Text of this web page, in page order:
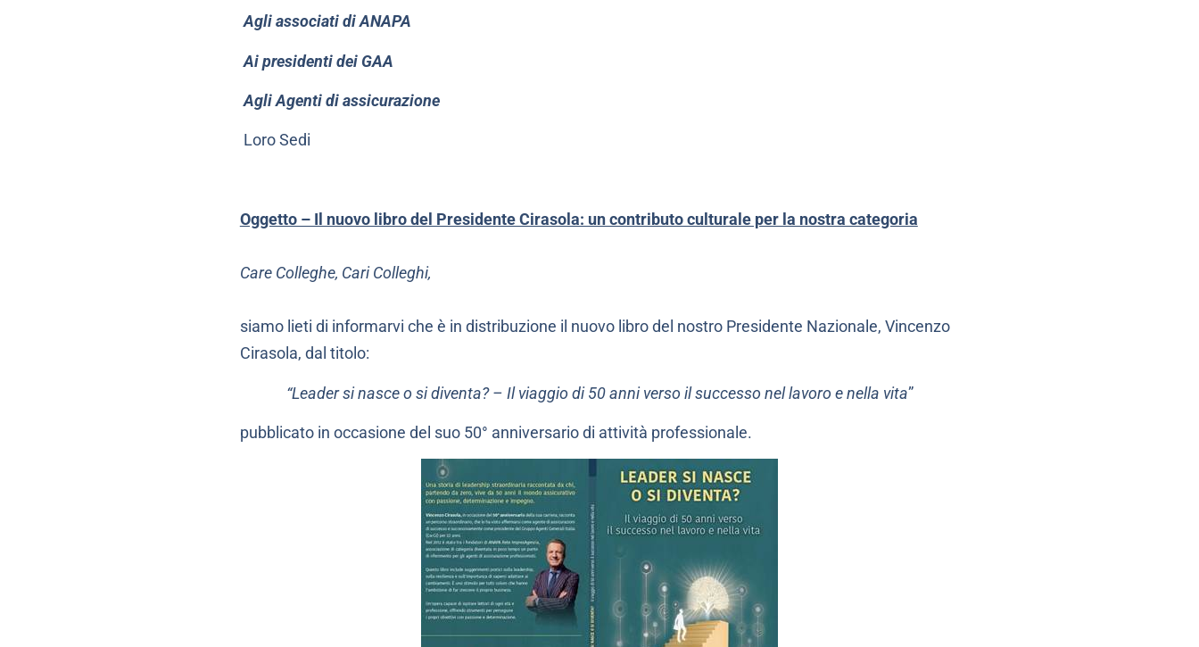
Agli associati di ANAPA
Ai presidenti dei GAA
Agli Agenti di assicurazione
Loro Sedi
Oggetto – Il nuovo libro del Presidente Cirasola: un contributo culturale per la nostra categoria
Care Colleghe, Cari Colleghi,
siamo lieti di informarvi che è in distribuzione il nuovo libro del nostro Presidente Nazionale, Vincenzo
Cirasola, dal titolo:
“Leader si nasce o si diventa? – Il viaggio di 50 anni verso il successo nel lavoro e nella vita”
pubblicato in occasione del suo 50° anniversario di attività professionale.